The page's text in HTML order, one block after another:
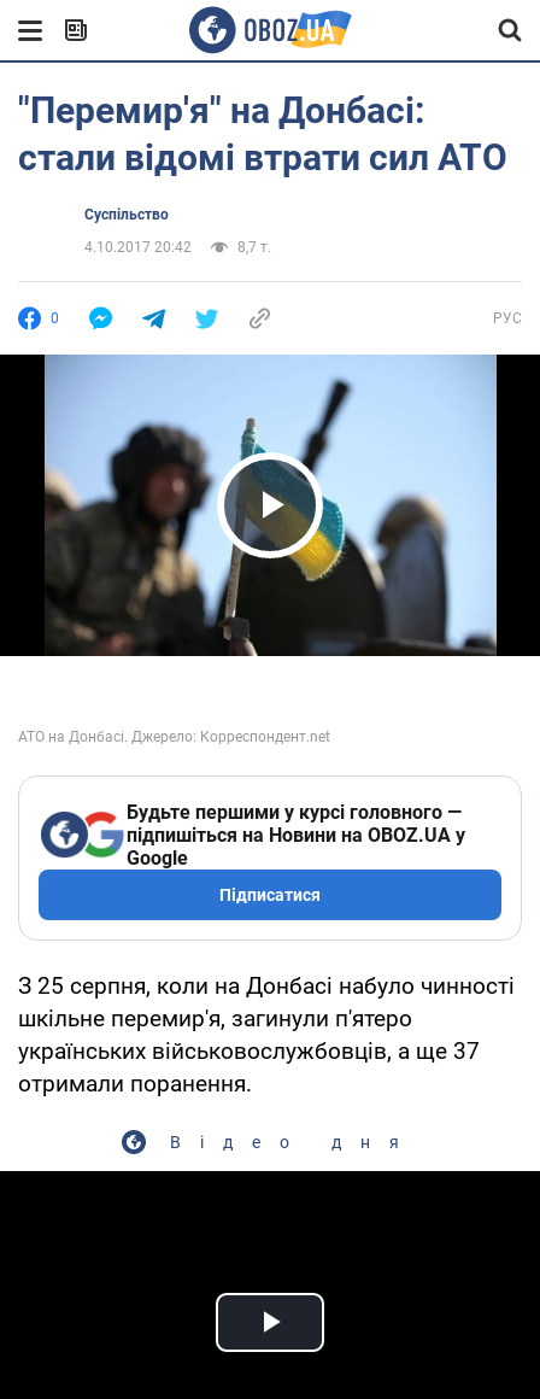
"Перемир'я" на Донбасі:
стали відомі втрати сил АТО
Суспільство
4.10.2017 20:42
8,7 т.
0 РУС
Play Video
Будьте першими у курсі головного —
підпишіться на Новини на OBOZ.UA у
Google
Підписатися
З 25 серпня, коли на Донбасі набуло чинності
шкільне перемир'я, загинули п'ятеро
українських військовослужбовців, а ще 37
отримали поранення.
Відео дня
Play Video